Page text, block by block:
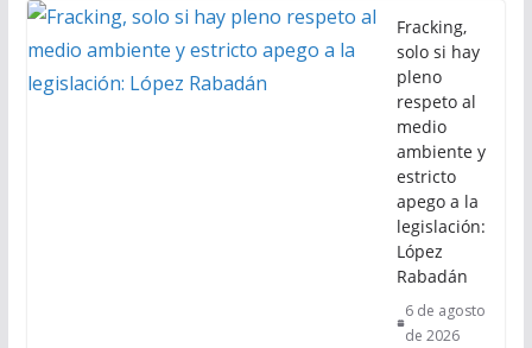
Fracking,
solo si hay
pleno
respeto al
medio
ambiente y
estricto
apego a la
legislación:
López
Rabadán
6 de agosto
de 2026